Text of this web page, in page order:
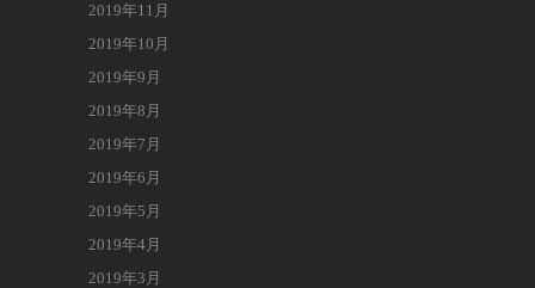
2019年11月
2019年10月
2019年9月
2019年8月
2019年7月
2019年6月
2019年5月
2019年4月
2019年3月